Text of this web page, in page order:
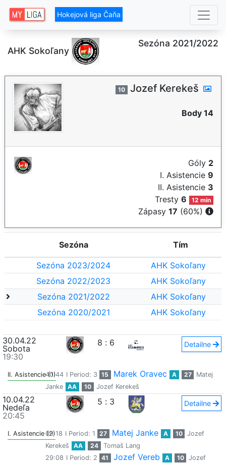
Hokejová liga Čaňa
AHK Sokoľany
Sezóna 2021/2022
10 Jozef Kerekeš
Body 14
Góly 2
I. Asistencie 9
II. Asistencie 3
Tresty6 12 min
Zápasy 17 (60%)
Sezóna Tím
Sezóna 2023/2024
AHK Sokoľany
Sezóna 2022/2023
AHK Sokoľany
Sezóna 2021/2022
AHK Sokoľany
Sezóna 2020/2021
AHK Sokoľany
30.04.22
Sobota
19:30
8 : 6 Detailne
II. Asistencie (1)
40:44 I Period: 3 15 Marek Oravec A 27
Matej
Janke
AA 10 Jozef Kerekeš
10.04.22
Nedeľa
20:45
5 : 3 Detailne
I. Asistencie (2)
09:18 I Period: 1 27 Matej Janke A 10
Jozef
Kerekeš
AA 24
Tomaš Lang
29:08 I Period: 2 41 Jozef Vereb A 10
Jozef